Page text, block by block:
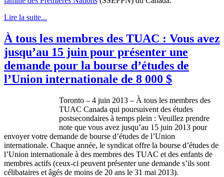
Lire la suite...
À tous les membres des TUAC : Vous avez
jusqu’au 15 juin pour présenter une
demande pour la bourse d’études de
l’Union internationale de 8 000 $
Toronto – 4 juin 2013 – À tous les membres des
TUAC Canada qui poursuivent des études
postsecondaires à temps plein : Veuillez prendre
note que vous avez jusqu’au 15 juin 2013 pour
envoyer votre demande de bourse d’études de l’Union
internationale. Chaque année, le syndicat offre la bourse d’études de
l’Union internationale à des membres des TUAC et des enfants de
membres actifs (ceux-ci peuvent présenter une demande s’ils sont
célibataires et âgés de moins de 20 ans le 31 mai 2013).